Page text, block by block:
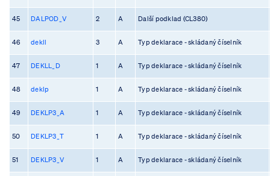
45 DALPOD_V 2 A Další podklad (CL380)
46 dekll 3 A Typ deklarace - skládaný číselník
47 DEKLL_D 1 A Typ deklarace - skládaný číselník
48 deklp 1 A Typ deklarace - skládaný číselník
49 DEKLP3_A 1 A Typ deklarace - skládaný číselník
50 DEKLP3_T 1 A Typ deklarace - skládaný číselník
51 DEKLP3_V 1 A Typ deklarace - skládaný číselník